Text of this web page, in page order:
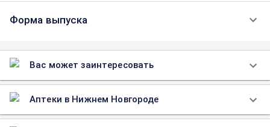
Форма выпуска
Вас может заинтересовать
Аптеки в Нижнем Новгороде